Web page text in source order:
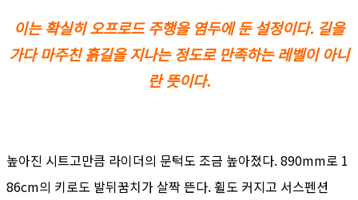
이는 확실히 오프로드 주행을 염두에 둔 설정이다. 길을
가다 마주친 흙길을 지나는 정도로 만족하는 레벨이 아니
란 뜻이다.
높아진 시트고만큼 라이더의 문턱도 조금 높아졌다. 890mm로 1
86cm의 키로도 발뒤꿈치가 살짝 뜬다. 휠도 커지고 서스펜션